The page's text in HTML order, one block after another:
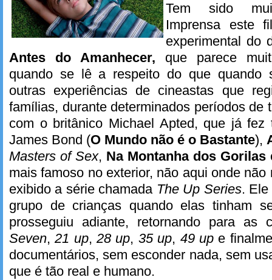
Tem sido
Imprensa este
experimental do
Antes do Amanhecer, que parece
quando se lê a respeito do que quando
outras experiências de cineastas que
famílias, durante determinados períodos de
com o britânico Michael Apted, que já fez
James Bond (O Mundo não é o Bastante),
Masters of Sex, Na Montanha dos Gorilas
mais famoso no exterior, não aqui onde
exibido a série chamada The Up Series. Ele
grupo de crianças quando elas tinham
prosseguiu adiante, retornando para as
Seven,21 up,28 up, 35 up, 49 upe
documentários, sem esconder nada, sem
que é tão real e humano.